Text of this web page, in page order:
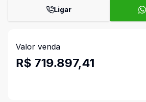
Ligar
Valor venda
R$ 719.897,41